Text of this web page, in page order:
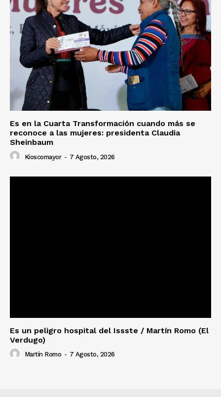
Es en la Cuarta Transformación cuando más se
reconoce a las mujeres: presidenta Claudia
Sheinbaum
Kioscomayor - 7 Agosto, 2026
Es un peligro hospital del Issste / Martín Romo (El
Verdugo)
Martín Romo - 7 Agosto, 2026